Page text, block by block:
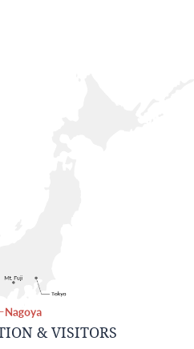
& VISITORS